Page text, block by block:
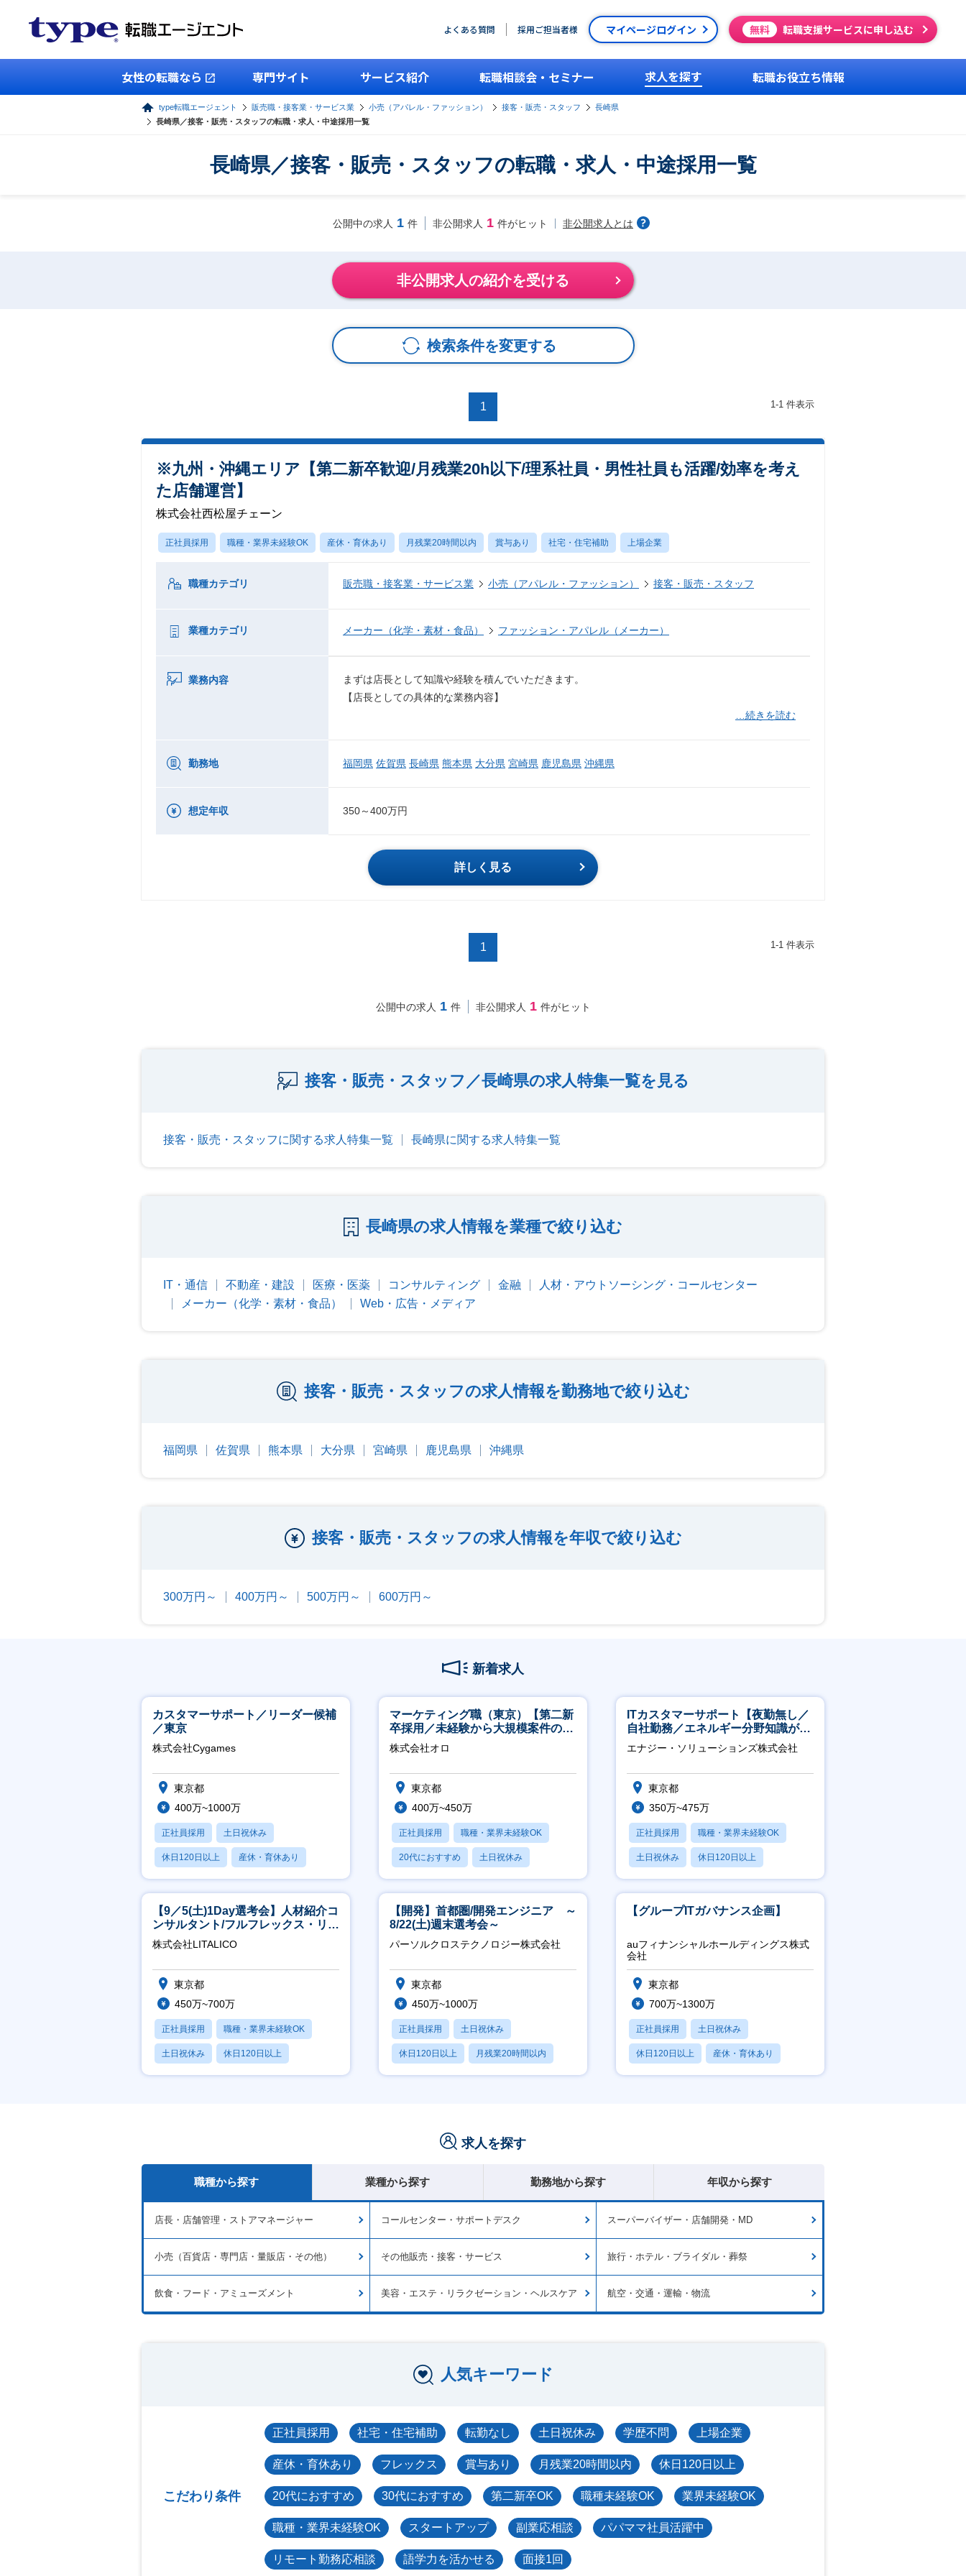
よくある質問 採用ご担当者様 マイページログイン 無料 転職支援サービスに申し込む
女性の転職なら 専門サイト サービス紹介 転職相談会・セミナー 求人を探す 転職お役立ち情報
type転職エージェント 販売職・接客業・サービス業 小売（アパレル・ファッション） 接客・販売・スタッフ
長崎県
長崎県／接客・販売・スタッフの転職・求人・中途採用一覧
長崎県／接客・販売・スタッフの転職・求人・中途採用一覧
公開中の求人 1 件 非公開求人 1 件がヒット 非公開求人とは
非公開求人の紹介を受ける
検索条件を変更する
1 1-1 件表示
※九州・沖縄エリア【第二新卒歓迎/月残業20h以下/理系社員・男性社員も活躍/効率を考え
た店舗運営】
株式会社西松屋チェーン
正社員採用 職種・業界未経験OK 産休・育休あり 月残業20時間以内 賞与あり 社宅・住宅補助 上場企業
職種カテゴリ 販売職・接客業・サービス業 小売（アパレル・ファッション） 接客・販売・スタッフ
業種カテゴリ メーカー（化学・素材・食品） ファッション・アパレル（メーカー）
業務内容
まずは店長として知識や経験を積んでいただきます。
【店長としての具体的な業務内容】
…続きを読む
勤務地 福岡県 佐賀県 長崎県 熊本県 大分県 宮崎県 鹿児島県 沖縄県
想定年収 350～400万円
詳しく見る
1 1-1 件表示
公開中の求人 1 件 非公開求人 1 件がヒット
接客・販売・スタッフ／長崎県の求人特集一覧を見る
接客・販売・スタッフに関する求人特集一覧 長崎県に関する求人特集一覧
長崎県の求人情報を業種で絞り込む
IT・通信 不動産・建設 医療・医薬 コンサルティング 金融
人材・アウトソーシング・コールセンター
メーカー（化学・素材・食品）
Web・広告・メディア
接客・販売・スタッフの求人情報を勤務地で絞り込む
福岡県 佐賀県 熊本県 大分県 宮崎県 鹿児島県 沖縄県
接客・販売・スタッフの求人情報を年収で絞り込む
300万円～ 400万円～ 500万円～ 600万円～
新着求人
カスタマーサポート／リーダー候補
／東京
株式会社Cygames
東京都
400万~1000万
正社員採用 土日祝休み
休日120日以上 産休・育休あり
月残業20時間以内
マーケティング職（東京）【第二新
卒採用／未経験から大規模案件のマ
ーケティングが経験できる／研修充
実】
株式会社オロ
東京都
400万~450万
正社員採用 職種・業界未経験OK
20代におすすめ 土日祝休み
休日120日以上
ITカスタマーサポート【夜勤無し／
自社勤務／エネルギー分野知識が身
につきます】
エナジー・ソリューションズ株式会社
東京都
350万~475万
正社員採用 職種・業界未経験OK
土日祝休み 休日120日以上
産休・育休あり
【9／5(土)1Day選考会】人材紹介コ
ンサルタント/フルフレックス・リモ
ート/育休最長6年取得可
株式会社LITALICO
東京都
450万~700万
正社員採用 職種・業界未経験OK
土日祝休み 休日120日以上
産休・育休あり
【開発】首都圏/開発エンジニア ～
8/22(土)週末選考会～
パーソルクロステクノロジー株式会社
東京都
450万~1000万
正社員採用 土日祝休み
休日120日以上 月残業20時間以内
賞与あり
【グループITガバナンス企画】
auフィナンシャルホールディングス株式
会社
東京都
700万~1300万
正社員採用 土日祝休み
休日120日以上 産休・育休あり
賞与あり
求人を探す
職種から探す 業種から探す 勤務地から探す 年収から探す
店長・店舗管理・ストアマネージャー コールセンター・サポートデスク スーパーバイザー・店舗開発・MD
小売（百貨店・専門店・量販店・その他） その他販売・接客・サービス 旅行・ホテル・ブライダル・葬祭
飲食・フード・アミューズメント 美容・エステ・リラクゼーション・ヘルスケア 航空・交通・運輸・物流
人気キーワード
こだわり条件
正社員採用 社宅・住宅補助 転勤なし 土日祝休み 学歴不問 上場企業
産休・育休あり フレックス 賞与あり 月残業20時間以内 休日120日以上
20代におすすめ 30代におすすめ 第二新卒OK 職種未経験OK 業界未経験OK
職種・業界未経験OK スタートアップ 副業応相談 パパママ社員活躍中
リモート勤務応相談 語学力を活かせる 面接1回